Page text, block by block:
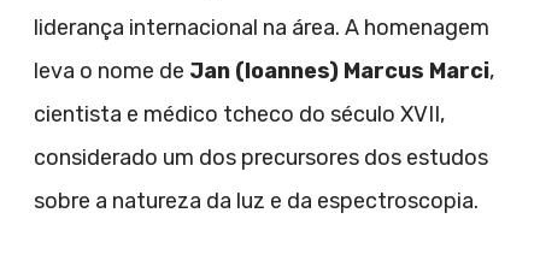
liderança internacional na área. A homenagem
leva o nome de Jan (Ioannes) Marcus Marci,
cientista e médico tcheco do século XVII,
considerado um dos precursores dos estudos
sobre a natureza da luz e da espectroscopia.